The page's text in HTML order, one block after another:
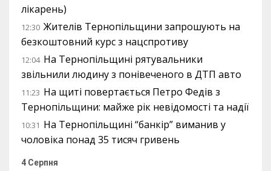
лікарень)
12:30 Жителів Тернопільщини запрошують на
безкоштовний курс з нацспротиву
12:04 На Тернопільщині рятувальники
звільнили людину з понівеченого в ДТП авто
11:23 На щиті повертається Петро Федів з
Тернопільщини: майже рік невідомості та надії
10:31 На Тернопільщині “банкір” виманив у
чоловіка понад 35 тисяч гривень
4 Серпня